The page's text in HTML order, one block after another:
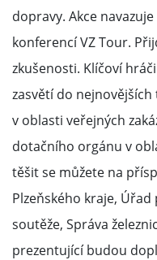
dopravy. Akce
konferencí VZ Tour.
zkušenosti. Klíčoví
zasvětí do
v oblasti veřejných
dotačního orgánu v
těšit se můžete na
Plzeňského kraje,
soutěže, Správa
prezentující budou